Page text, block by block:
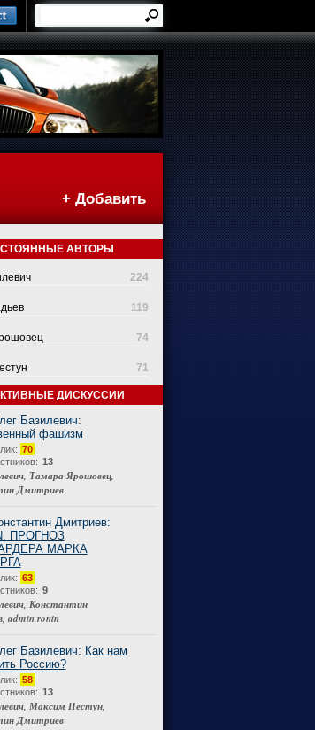
+ Добавить
АВТОРЫ
224
119
74
71
ДИСКУССИИ
Базилевич:
фашизм
70
13
Тамара Ярошовец,
Дмитриев
Дмитриев:
ПРОГНОЗ
МАРКА
63
9
Константин
admin ronin
Базилевич: Как нам
Россию?
58
13
Максим Пестун,
Дмитриев